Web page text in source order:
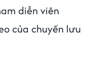
diễn viên
của chuyến lưu